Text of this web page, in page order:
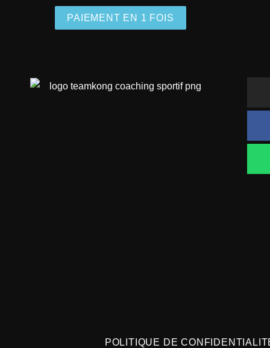
PAIEMENT EN 1 FOIS
POLITIQUE DE